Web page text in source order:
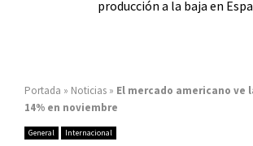
producción a la baja en
Portada » Noticias » El mercado americano ve
14% en noviembre
General Internacional